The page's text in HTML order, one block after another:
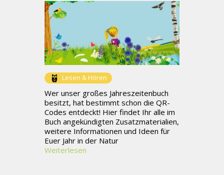
Lesen & Hören
Wer unser großes Jahreszeitenbuch
besitzt, hat bestimmt schon die QR-
Codes entdeckt! Hier findet Ihr alle im
Buch angekündigten Zusatzmaterialien,
weitere Informationen und Ideen für
Euer Jahr in der Natur
Weiterlesen